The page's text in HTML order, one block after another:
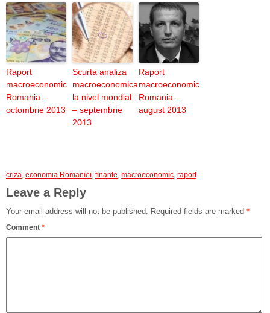
Raport
macroeconomic
Romania –
octombrie 2013
Scurta analiza
macroeconomica
la nivel mondial
– septembrie
2013
Raport
macroeconomic
Romania –
august 2013
criza economia Romaniei finante macroeconomic raport
Leave a Reply
Your email address will not be published. Required fields are marked *
Comment *